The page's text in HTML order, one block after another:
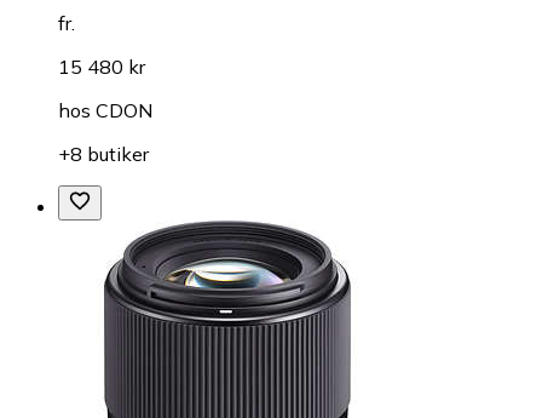
fr.
15 480 kr
hos CDON
+8 butiker